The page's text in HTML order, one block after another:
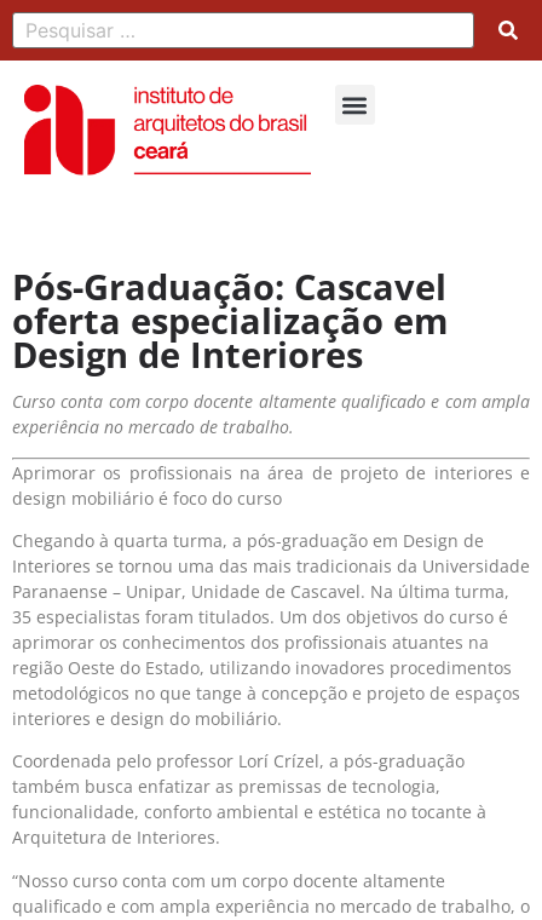
Pós-Graduação: Cascavel
oferta especialização em
Design de Interiores
Curso conta com corpo docente altamente qualificado e com ampla
experiência no mercado de trabalho.
Aprimorar os profissionais na área de projeto de interiores e
design mobiliário é foco do curso
Chegando à quarta turma, a pós-graduação em Design de
Interiores se tornou uma das mais tradicionais da Universidade
Paranaense – Unipar, Unidade de Cascavel. Na última turma,
35 especialistas foram titulados. Um dos objetivos do curso é
aprimorar os conhecimentos dos profissionais atuantes na
região Oeste do Estado, utilizando inovadores procedimentos
metodológicos no que tange à concepção e projeto de espaços
interiores e design do mobiliário.
Coordenada pelo professor Lorí Crízel, a pós-graduação
também busca enfatizar as premissas de tecnologia,
funcionalidade, conforto ambiental e estética no tocante à
Arquitetura de Interiores.
“Nosso curso conta com um corpo docente altamente
qualificado e com ampla experiência no mercado de trabalho, o